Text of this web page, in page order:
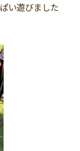
い遊びました